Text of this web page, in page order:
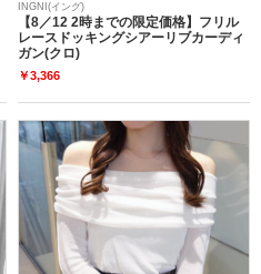
INGNI(イング)
【8／12 2時までの限定価格】フリル
レースドッキングシアーリブカーディ
ガン(クロ)
￥3,366